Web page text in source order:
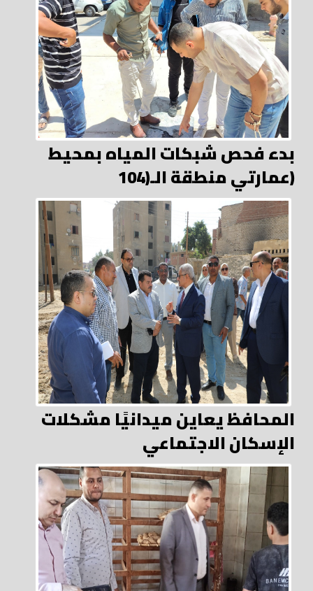
بدء فحص شبكات المياه بمحيط
عمارتي منطقة الـ(104)
المحافظ يعاين ميدانيًا مشكلات
الإسكان الاجتماعي